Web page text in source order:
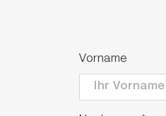
Vorname